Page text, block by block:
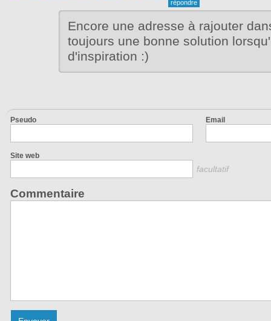
Encore une adresse à rajouter
toujours une bonne solution
d'inspiration :)
Pseudo Email
Site web
facultatif
Commentaire